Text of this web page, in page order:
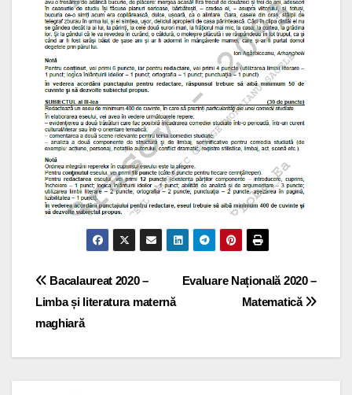
Post
navigation
Evaluare Națională 2020 –
Matematică
Bacalaureat 2020 –
Limba și literatura maternă
maghiară